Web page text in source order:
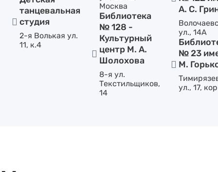
танцевальная
студия
2-я Волькая ул.
11, к.4
Москва
Библиотека
№ 128 -
Культурный
центр М. А.
Шолохова
8-я ул.
Текстильщиков,
14
А. С.
ул., 14А
№ 23
М.
ул., 17,